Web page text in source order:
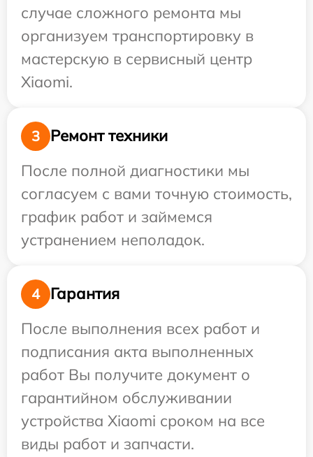
случае сложного ремонта мы
организуем транспортировку в
мастерскую в сервисный центр
Xiaomi.
3
Ремонт техники
После полной диагностики мы
согласуем с вами точную стоимость,
график работ и займемся
устранением неполадок.
4
Гарантия
После выполнения всех работ и
подписания акта выполненных
работ Вы получите документ о
гарантийном обслуживании
устройства Xiaomi сроком на все
виды работ и запчасти.